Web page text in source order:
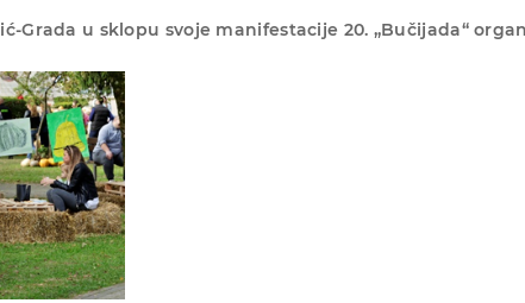
Grada u sklopu svoje manifestacije 20. „Bučijada“